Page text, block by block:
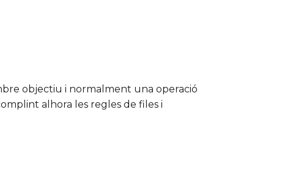
objectiu i normalment una operació
alhora les regles de files i